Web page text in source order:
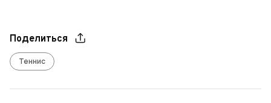
Поделиться
Теннис